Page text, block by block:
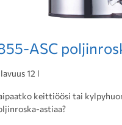
ASC
12 l
keittiöösi tai
astiaa?